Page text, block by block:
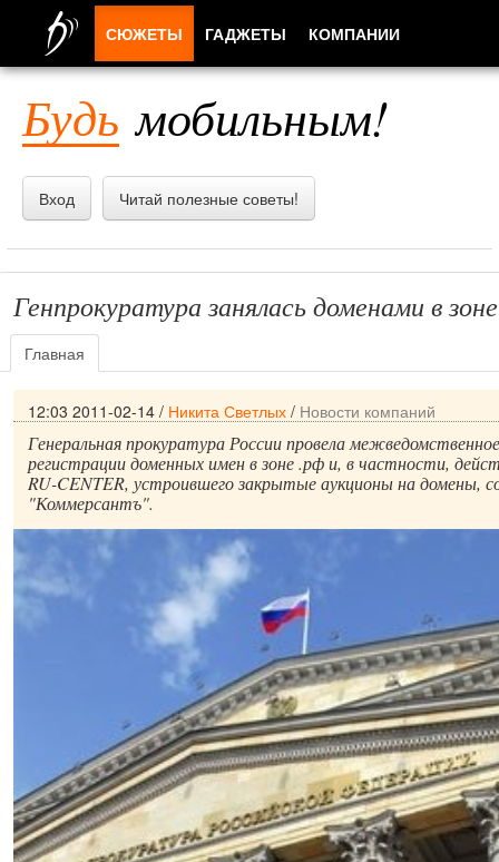
Будь мобильным!
Вход Читай полезные советы!
Генпрокуратура занялась доменами в
Главная
12:03 2011-02-14 / Никита Светлых / Новости компаний
Генеральная прокуратура России провела
регистрации доменных имен в зоне .рф и, в частности,
RU-CENTER, устроившего закрытые аукционы на домены,
"Коммерсантъ".
СЮЖЕТЫ ГАДЖЕТЫ КОМПАНИИ
ПРИЛОЖЕНИЯ